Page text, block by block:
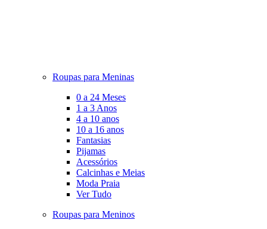
Roupas para Meninas
0 a 24 Meses
1 a 3 Anos
4 a 10 anos
10 a 16 anos
Fantasias
Pijamas
Acessórios
Calcinhas e Meias
Moda Praia
Ver Tudo
Roupas para Meninos